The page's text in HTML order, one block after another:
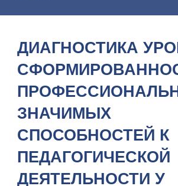
ДИАГНОСТИКА
ЗНАЧИМЫХ
СПОСОБНОСТЕЙ К
ПЕДАГОГИЧЕСКОЙ
ДЕЯТЕЛЬНОСТИ У